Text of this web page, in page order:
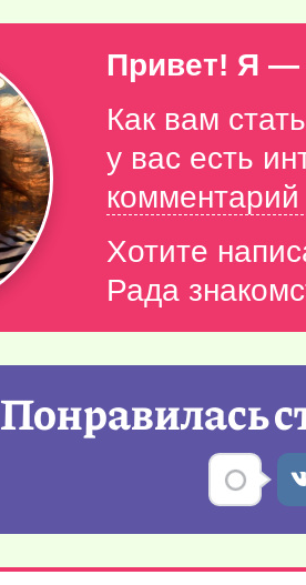
Привет! Я —
Как вам
у вас есть
Хотите
Рада
Понравилась